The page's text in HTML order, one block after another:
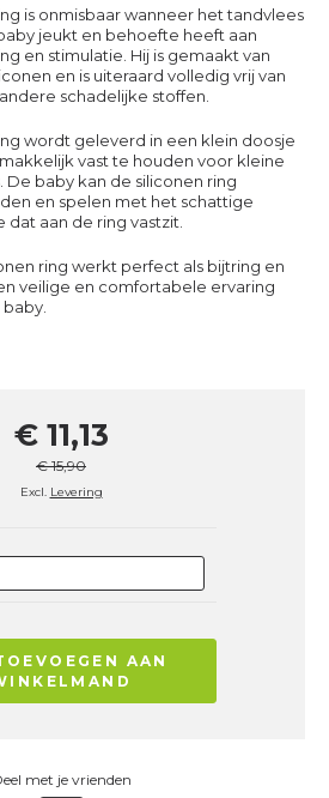
is onmisbaar wanneer het tandvlees
jeukt en behoefte heeft aan
en stimulatie. Hij is gemaakt van
en is uiteraard volledig vrij van
schadelijke stoffen.
wordt geleverd in een klein doosje
vast te houden voor kleine
De baby kan de siliconen ring
en spelen met het schattige
dat aan de ring vastzit.
ring werkt perfect als bijtring en
veilige en comfortabele ervaring
€ 11,13
€ 15,90
Excl. Levering
AAN
met je vrienden